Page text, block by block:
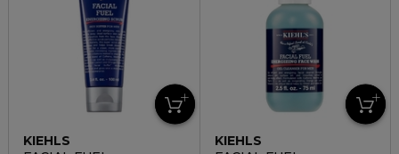
KIEHLS
KIEHLS